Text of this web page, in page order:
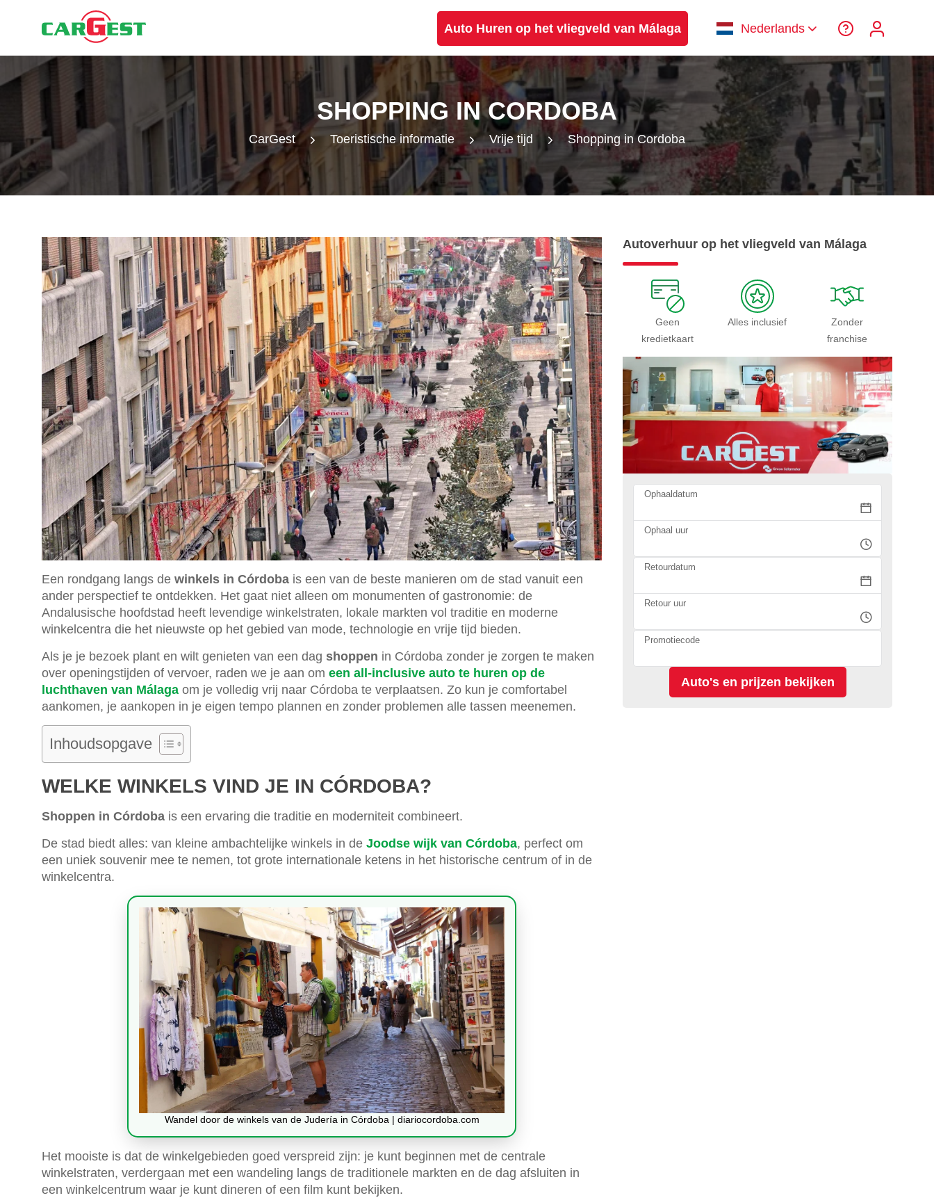
Auto Huren op het vliegveld van Málaga Nederlands
SHOPPING IN CORDOBA
CarGest Toeristische informatie Vrije tijd Shopping in Cordoba
Een rondgang langs de winkels in Córdoba is een van de beste manieren om de stad vanuit een
ander perspectief te ontdekken. Het gaat niet alleen om monumenten of gastronomie: de
Andalusische hoofdstad heeft levendige winkelstraten, lokale markten vol traditie en moderne
winkelcentra die het nieuwste op het gebied van mode, technologie en vrije tijd bieden.
Als je je bezoek plant en wilt genieten van een dag shoppen in Córdoba zonder je zorgen te maken
over openingstijden of vervoer, raden we je aan om een all-inclusive auto te huren op de
luchthaven van Málaga om je volledig vrij naar Córdoba te verplaatsen. Zo kun je comfortabel
aankomen, je aankopen in je eigen tempo plannen en zonder problemen alle tassen meenemen.
Inhoudsopgave
WELKE WINKELS VIND JE IN CÓRDOBA?
Shoppen in Córdoba is een ervaring die traditie en moderniteit combineert.
De stad biedt alles: van kleine ambachtelijke winkels in de Joodse wijk van Córdoba, perfect om
een uniek souvenir mee te nemen, tot grote internationale ketens in het historische centrum of in de
winkelcentra.
Wandel door de winkels van de Judería in Córdoba | diariocordoba.com
Het mooiste is dat de winkelgebieden goed verspreid zijn: je kunt beginnen met de centrale
winkelstraten, verdergaan met een wandeling langs de traditionele markten en de dag afsluiten in
een winkelcentrum waar je kunt dineren of een film kunt bekijken.
Autoverhuur op het vliegveld van Málaga
Geen
kredietkaart
Alles inclusief
Zonder
franchise
Ophaaldatum
Ophaal uur
Retourdatum
Retour uur
Promotiecode